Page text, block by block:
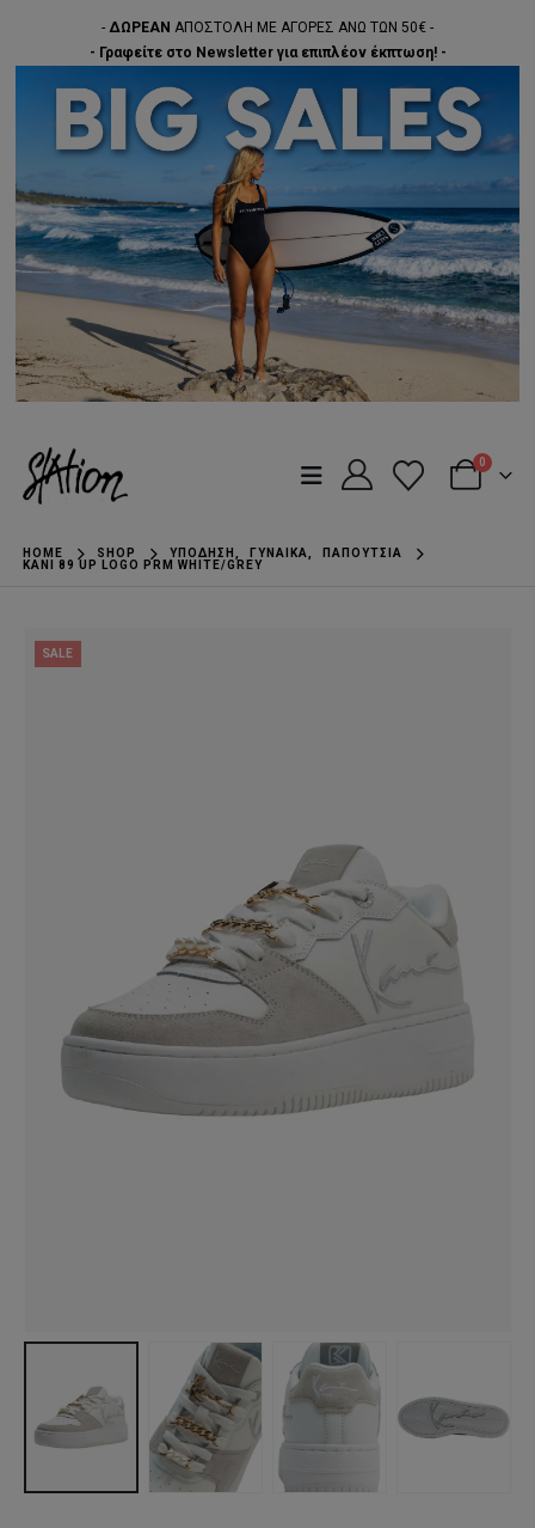
- ΔΩΡΕΑΝ ΑΠΟΣΤΟΛΗ ΜΕ ΑΓΟΡΕΣ ΑΝΩ ΤΩΝ 50€ -
- Γραφείτε στο Newsletter για επιπλέον έκπτωση! -
0
HOME SHOP ΥΠΌΔΗΣΗ, ΓΥΝΑΊΚΑ,
ΠΑΠΟΎΤΣΙΑ
KANI 89 UP LOGO PRM WHITE/GREY
SALE